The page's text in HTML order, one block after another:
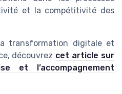
et la compétitivité des
transformation digitale et
découvrez cet article sur
et l’accompagnement